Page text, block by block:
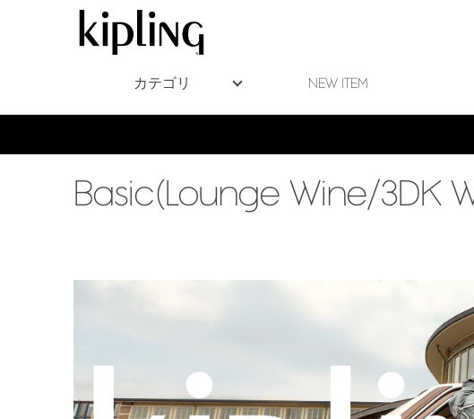
カテゴリ NEW ITEM
Basic(Lounge Wine/3DK